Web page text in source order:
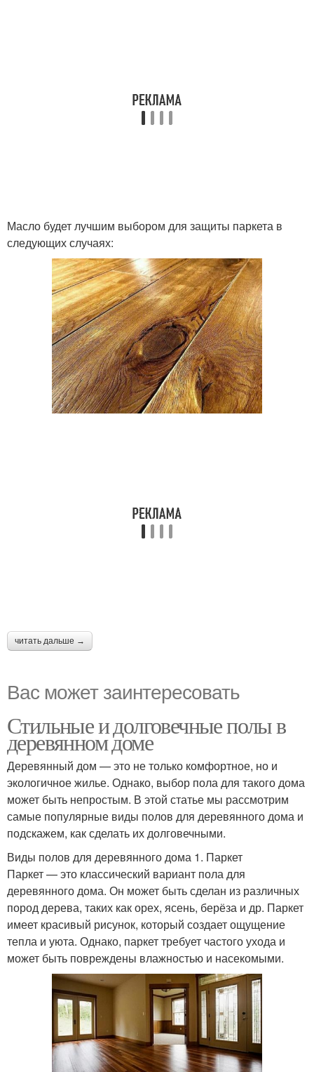
Масло будет лучшим выбором для защиты паркета в
следующих случаях:
читать дальше →
Вас может заинтересовать
Стильные и долговечные полы в
деревянном доме
Деревянный дом — это не только комфортное, но и
экологичное жилье. Однако, выбор пола для такого дома
может быть непростым. В этой статье мы рассмотрим
самые популярные виды полов для деревянного дома и
подскажем, как сделать их долговечными.
Виды полов для деревянного дома 1. Паркет
Паркет — это классический вариант пола для
деревянного дома. Он может быть сделан из различных
пород дерева, таких как орех, ясень, берёза и др. Паркет
имеет красивый рисунок, который создает ощущение
тепла и уюта. Однако, паркет требует частого ухода и
может быть повреждены влажностью и насекомыми.